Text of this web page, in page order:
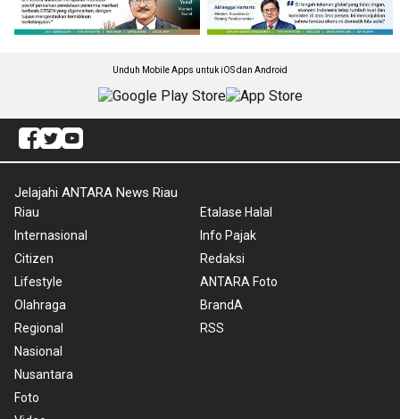
Unduh Mobile Apps untuk iOS dan Android
Jelajahi ANTARA News Riau
Riau
Internasional
Citizen
Lifestyle
Olahraga
Regional
Nasional
Nusantara
Foto
Etalase Halal
Info Pajak
Redaksi
ANTARA Foto
BrandA
RSS